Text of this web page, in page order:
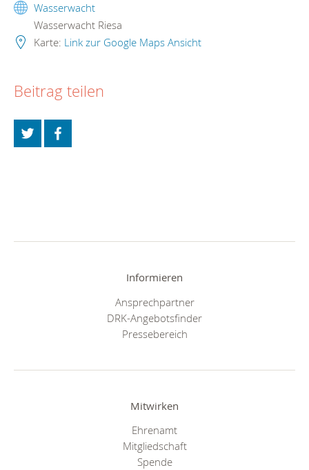
Wasserwacht
Wasserwacht Riesa
Karte: Link zur Google Maps Ansicht
Beitrag teilen
Informieren
Ansprechpartner
DRK-Angebotsfinder
Pressebereich
Mitwirken
Ehrenamt
Mitgliedschaft
Spende